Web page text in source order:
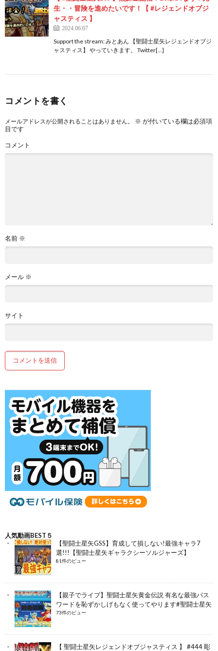
生・・冒険を進めたいです！【 #レジェンドオブジ
ャスティス 】
2024.06.07
Support the stream: みとあん 【聖闘士星矢レジェンドオブジ
ャスティス】 やっていきます。 Twitter[…]
コメントを書く
メールアドレスが公開されることはありません。 ※ が付いている欄は必須項
目です
コメント
名前 ※
メール ※
サイト
人気動画BEST５
【聖闘士星矢GSS】育成して損しない!最強キャラ7
選!!!【聖闘士星矢ギャラクシーソルジャーズ】
81件のビュー
【親子でライブ】聖闘士星矢黄金伝説 有名な最強パス
ワードを恥ずかしげもなく使ってやります#聖闘士星矢
73件のビュー
【 聖闘士星矢レジェンドオブジャスティス 】 #444 彫